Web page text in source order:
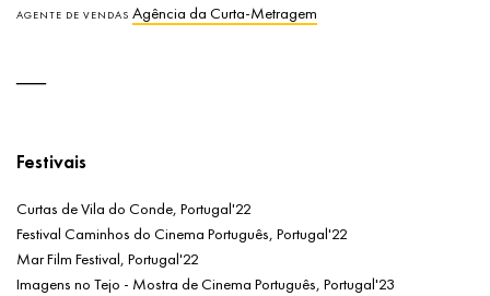
AGENTE DE VENDAS Agência da Curta-Metragem
Festivais
Curtas de Vila do Conde, Portugal'22
Festival Caminhos do Cinema Português, Portugal'22
Mar Film Festival, Portugal'22
Imagens no Tejo - Mostra de Cinema Português, Portugal'23